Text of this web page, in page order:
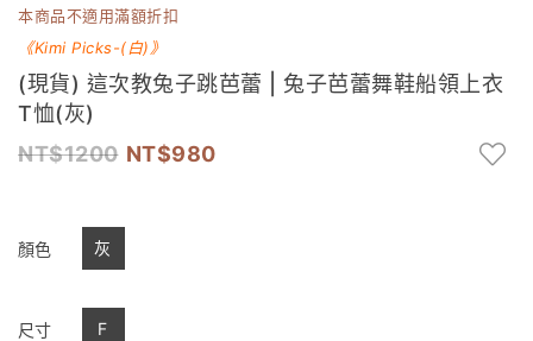
本商品不適用滿額折扣
《Kimi Picks-(白)》
(現貨) 這次教兔子跳芭蕾 | 兔子芭蕾舞鞋船領上衣
T恤(灰)
1200
980
顏色 灰
尺寸 F